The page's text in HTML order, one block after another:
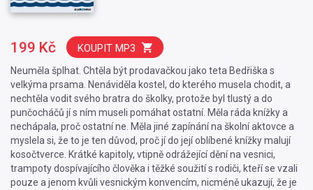
Neuměla šplhat. Chtěla být prodavačkou jako teta Bedřiška s
velkýma prsama. Nenáviděla kostel, do kterého musela chodit, a
nechtěla vodit svého bratra do školky, protože byl tlustý a do
punčocháčů jí s ním museli pomáhat ostatní. Měla ráda knížky a
nechápala, proč ostatní ne. Měla jiné zapínání na školní aktovce a
myslela si, že to je ten důvod, proč jí do její oblíbené knížky malují
kosočtverce. Krátké kapitoly, vtipně odrážející dění na vesnici,
trampoty dospívajícího člověka i těžké soužití s rodiči, kteří se vzali
pouze a jenom kvůli vesnickým konvencím, nicméně ukazují, že je
199 Kč KOUPIT MP3